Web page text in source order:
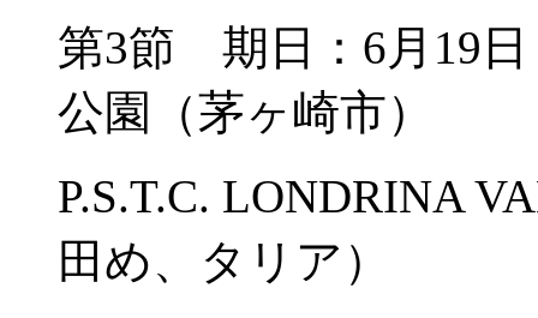
第3節 期日：6月19
公園（茅ヶ崎市）
P.S.T.C. LONDRINA
田め、タリア）